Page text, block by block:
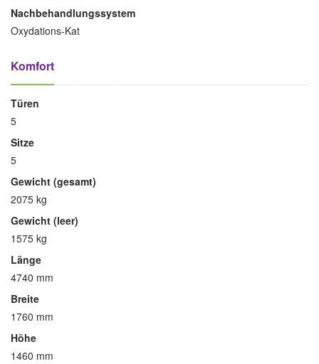
Nachbehandlungssystem
Oxydations-Kat
Komfort
Türen
5
Sitze
5
Gewicht (gesamt)
2075 kg
Gewicht (leer)
1575 kg
Länge
4740 mm
Breite
1760 mm
Höhe
1460 mm